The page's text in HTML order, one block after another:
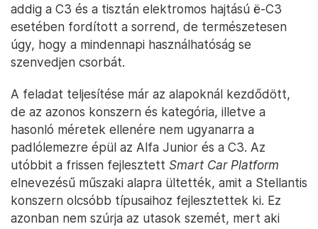
addig a C3 és a tisztán elektromos hajtású ë-C3
esetében fordított a sorrend, de természetesen
úgy, hogy a mindennapi használhatóság se
szenvedjen csorbát.
A feladat teljesítése már az alapoknál kezdődött,
de az azonos konszern és kategória, illetve a
hasonló méretek ellenére nem ugyanarra a
padlólemezre épül az Alfa Junior és a C3. Az
utóbbit a frissen fejlesztett Smart Car Platform
elnevezésű műszaki alapra ültették, amit a Stellantis
konszern olcsóbb típusaihoz fejlesztettek ki. Ez
azonban nem szúrja az utasok szemét, mert aki